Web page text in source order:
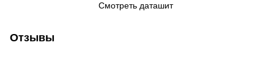
Смотреть даташит
Отзывы